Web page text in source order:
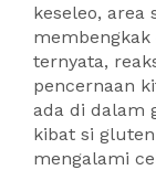
keseleo, area
ternyata,
pencernaan
ada di dalam
kibat si
mengalami